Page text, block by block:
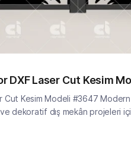
DXF Laser Cut Kesim
Kesim Modeli #3647 Modern
dekoratif dış mekân projeleri